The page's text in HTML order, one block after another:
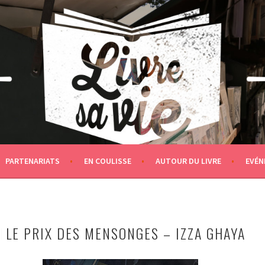
PARTENARIATS EN COULISSE AUTOUR DU LIVRE
LE PRIX DES MENSONGES – IZZA GHAYA